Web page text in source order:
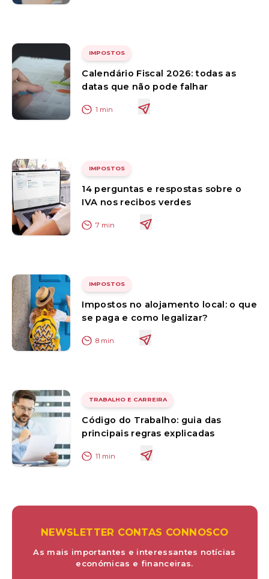
IMPOSTOS
Calendário Fiscal 2026: todas as
datas que não pode falhar
1 min
IMPOSTOS
14 perguntas e respostas sobre o
IVA nos recibos verdes
7 min
IMPOSTOS
Impostos no alojamento local: o que
se paga e como legalizar?
8 min
TRABALHO E CARREIRA
Código do Trabalho: guia das
principais regras explicadas
11 min
NEWSLETTER CONTAS CONNOSCO
As mais importantes e interessantes notícias
económicas e financeiras.